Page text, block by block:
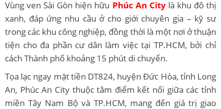
Vùng ven Sài Gòn hiện hữu Phúc An Citylà khu đô thị
xanh, đáp ứng nhu cầu ở cho giới chuyên gia – kỹ sư
trong các khu công nghiệp, đồng thời là một nơi ở thuận
tiện cho đa phần cư dân làm việc tại TP.HCM, bởi chỉ
cách Thành phố khoảng 15 phút di chuyển.
Tọa lạc ngay mặt tiền DT824, huyện Đức Hòa, tỉnh Long
An, Phúc An City thuộc tâm điểm kết nối giữa các tỉnh
miền Tây Nam Bộ và TP.HCM, mang đến giá trị giao